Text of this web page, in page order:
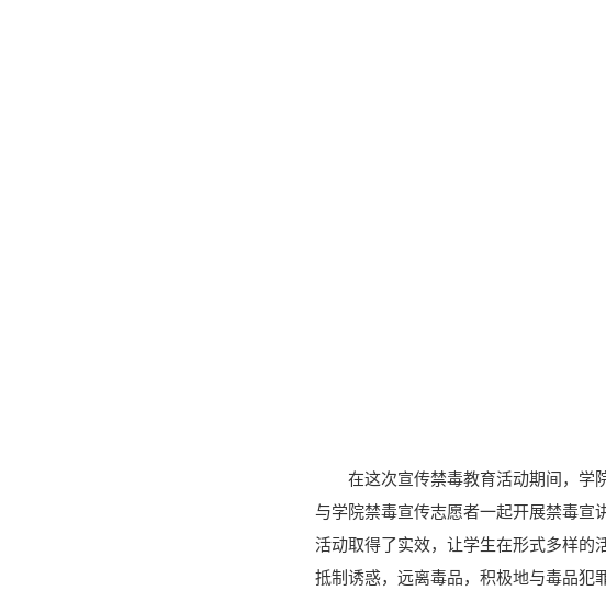
在这次宣传禁毒教育活动期间，学
与学院禁毒宣传志愿者一起开展禁毒宣
活动取得了实效，让学生在形式多样的
抵制诱惑，远离毒品，积极地与毒品犯